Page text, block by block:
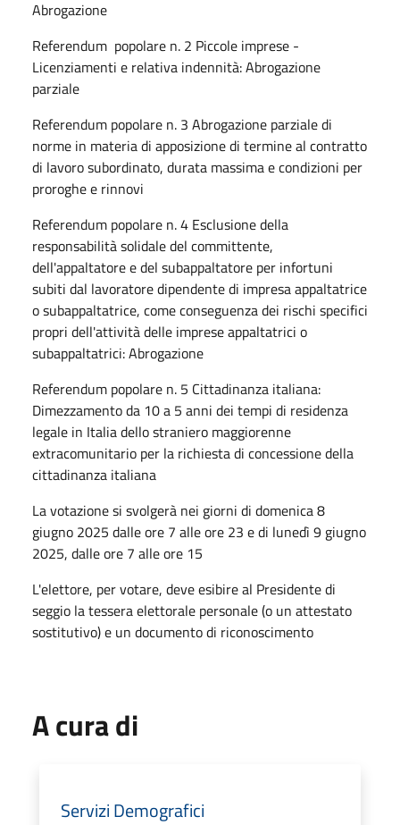
Abrogazione
Referendum popolare n. 2 Piccole imprese -
Licenziamenti e relativa indennità: Abrogazione
parziale
Referendum popolare n. 3 Abrogazione parziale di
norme in materia di apposizione di termine al contratto
di lavoro subordinato, durata massima e condizioni per
proroghe e rinnovi
Referendum popolare n. 4 Esclusione della
responsabilità solidale del committente,
dell'appaltatore e del subappaltatore per infortuni
subiti dal lavoratore dipendente di impresa appaltatrice
o subappaltatrice, come conseguenza dei rischi specifici
propri dell'attività delle imprese appaltatrici o
subappaltatrici: Abrogazione
Referendum popolare n. 5 Cittadinanza italiana:
Dimezzamento da 10 a 5 anni dei tempi di residenza
legale in Italia dello straniero maggiorenne
extracomunitario per la richiesta di concessione della
cittadinanza italiana
La votazione si svolgerà nei giorni di domenica 8
giugno 2025 dalle ore 7 alle ore 23 e di lunedì 9 giugno
2025, dalle ore 7 alle ore 15
L'elettore, per votare, deve esibire al Presidente di
seggio la tessera elettorale personale (o un attestato
sostitutivo) e un documento di riconoscimento
A cura di
Servizi Demografici